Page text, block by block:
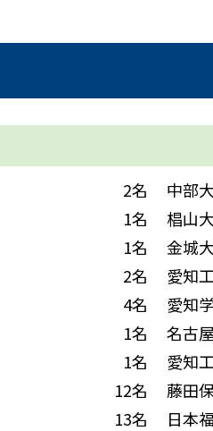
2名
1名
1名
2名
4名
1名
1名
12名
13名
中部
椙山
金城
愛知
愛知
名古
愛知
藤田
日本